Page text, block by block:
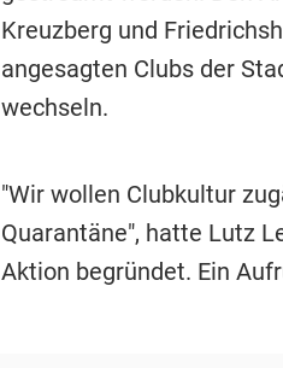
Kreuzberg und
angesagten Clubs der
wechseln.
"Wir wollen Clubkultur
Quarantäne", hatte Lutz
Aktion begründet. Ein